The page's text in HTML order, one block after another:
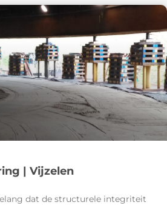
| Vijzelen
dat de structurele integriteit